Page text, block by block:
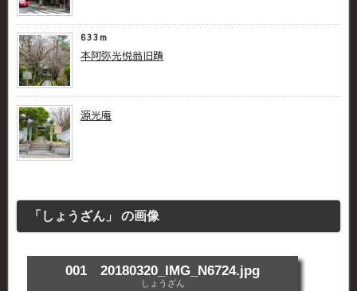
633m
本阿弥光悦翁旧蹟
源光庵
「しょうざん」 の画像
001 20180320_IMG_N6724.jpg
しょうざん